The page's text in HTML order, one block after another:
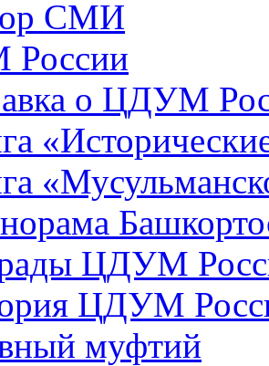
СМИ
о ЦДУМ
ЦДУМ
ЦДУМ
муфтий